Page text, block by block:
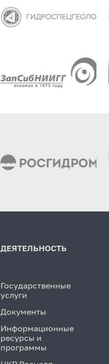
ДЕЯТЕЛЬНОСТЬ
Государственные
услуги
Документы
Информационные
ресурсы и
программы